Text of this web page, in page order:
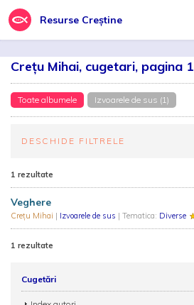
Resurse Creștine
Crețu Mihai, cugetari, pagina 1
Toate albumele Izvoarele de sus (1)
DESCHIDE FILTRELE
1 rezultate
Veghere
Crețu Mihai | Izvoarele de sus | Tematica: Diverse
1 rezultate
Cugetări